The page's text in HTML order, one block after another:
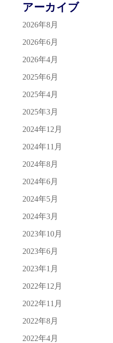
アーカイブ
2026年8月
2026年6月
2026年4月
2025年6月
2025年4月
2025年3月
2024年12月
2024年11月
2024年8月
2024年6月
2024年5月
2024年3月
2023年10月
2023年6月
2023年1月
2022年12月
2022年11月
2022年8月
2022年4月